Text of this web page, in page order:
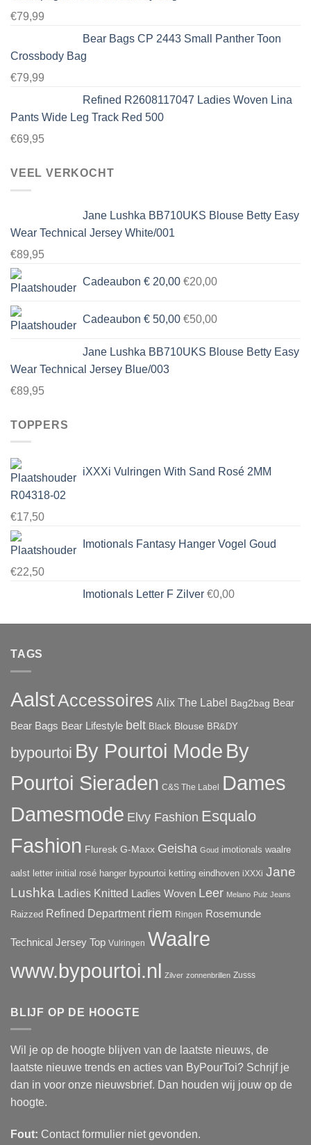
€79,99
Bear Bags CP 2443 Small Panther Toon
Crossbody Bag
€79,99
Refined R2608117047 Ladies Woven Lina
Pants Wide Leg Track Red 500
€69,95
VEEL VERKOCHT
Jane Lushka BB710UKS Blouse Betty Easy
Wear Technical Jersey White/001
€89,95
Cadeaubon € 20,00 €20,00
Cadeaubon € 50,00 €50,00
Jane Lushka BB710UKS Blouse Betty Easy
Wear Technical Jersey Blue/003
€89,95
TOPPERS
iXXXi Vulringen With Sand Rosé 2MM
R04318-02
€17,50
Imotionals Fantasy Hanger Vogel Goud
€22,50
Imotionals Letter F Zilver €0,00
TAGS
AalstAccessoires Alix The Label Bag2bag Bear
Bear Bags Bear Lifestyle belt Black Blouse BR&DY
bypourtoi By Pourtoi Mode By
Pourtoi Sieraden C&S The Label
Dames
Damesmode Elvy Fashion Esqualo
Fashion Fluresk G-Maxx Geisha Goud imotionals waalre
aalst letter initial rosé hanger bypourtoi ketting eindhoven iXXXi Jane
Lushka Ladies Knitted Ladies Woven Leer Melano Pulz Jeans
Raizzed Refined Department riem Ringen Rosemunde
Technical Jersey Top Vulringen Waalre
www.bypourtoi.nl Zilver zonnenbrillen Zusss
BLIJF OP DE HOOGTE
Wil je op de hoogte blijven van de laatste nieuws, de
laatste nieuwe trends en acties van ByPourToi? Schrijf je
dan in voor onze nieuwsbrief. Dan houden wij jouw op de
hoogte.
Fout: Contact formulier niet gevonden.